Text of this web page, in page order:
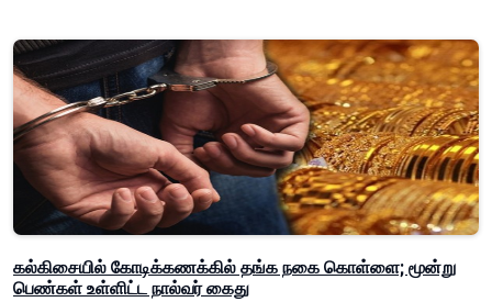
கல்கிசையில் கோடிக்கணக்கில் தங்க நகை கொள்ளை; மூன்று
பெண்கள் உள்ளிட்ட நால்வர் கைது